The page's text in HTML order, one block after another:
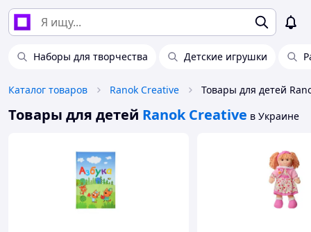
Наборы для творчества Детские игрушки
Каталог товаров Ranok Creative Товары для детей
Товары для детей Ranok Creative в Украине